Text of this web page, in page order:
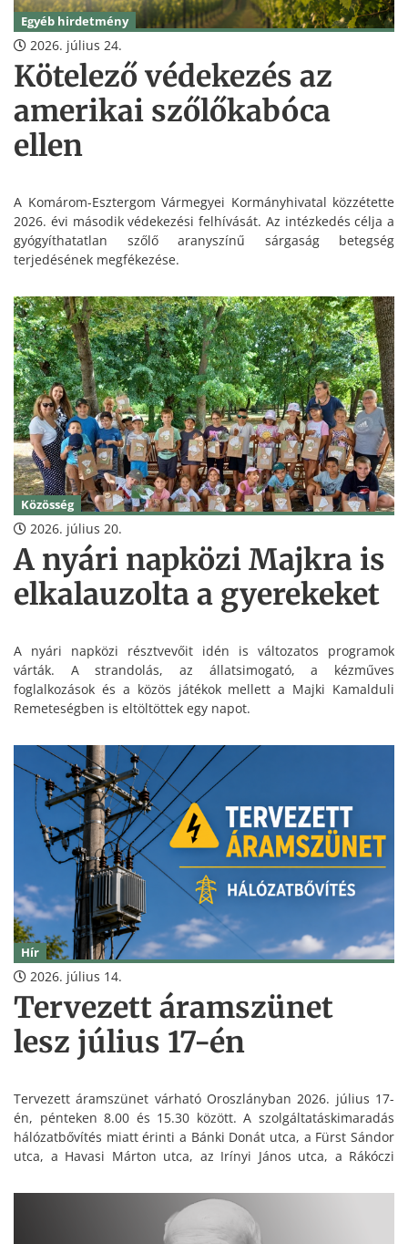
Egyéb hirdetmény
2026. július 24.
Kötelező védekezés az
amerikai szőlőkabóca
ellen
A Komárom-Esztergom Vármegyei Kormányhivatal közzétette
2026. évi második védekezési felhívását. Az intézkedés célja a
gyógyíthatatlan szőlő aranyszínű sárgaság betegség
terjedésének megfékezése.
Közösség
2026. július 20.
A nyári napközi Majkra is
elkalauzolta a gyerekeket
A nyári napközi résztvevőit idén is változatos programok
várták. A strandolás, az állatsimogató, a kézműves
foglalkozások és a közös játékok mellett a Majki Kamalduli
Remeteségben is eltöltöttek egy napot.
Hír
2026. július 14.
Tervezett áramszünet
lesz július 17-én
Tervezett áramszünet várható Oroszlányban 2026. július 17-
én, pénteken 8.00 és 15.30 között. A szolgáltatáskimaradás
hálózatbővítés miatt érinti a Bánki Donát utca, a Fürst Sándor
utca, a Havasi Márton utca, az Irínyi János utca, a Rákóczi